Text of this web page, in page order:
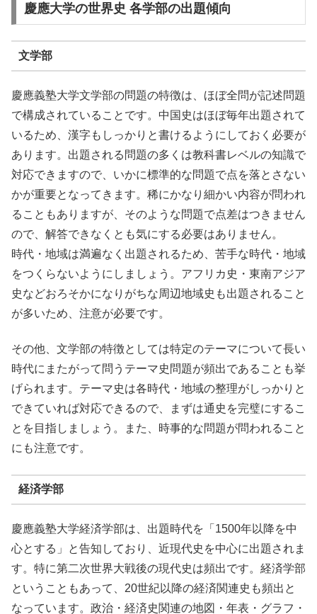
慶應大学の世界史 各学部の出題傾向
文学部
慶應義塾大学文学部の問題の特徴は、ほぼ全問が記述問題
で構成されていることです。中国史はほぼ毎年出題されて
いるため、漢字もしっかりと書けるようにしておく必要が
あります。出題される問題の多くは教科書レベルの知識で
対応できますので、いかに標準的な問題で点を落とさない
かが重要となってきます。稀にかなり細かい内容が問われ
ることもありますが、そのような問題で点差はつきません
ので、解答できなくとも気にする必要はありません。
時代・地域は満遍なく出題されるため、苦手な時代・地域
をつくらないようにしましょう。アフリカ史・東南アジア
史などおろそかになりがちな周辺地域史も出題されること
が多いため、注意が必要です。
その他、文学部の特徴としては特定のテーマについて長い
時代にまたがって問うテーマ史問題が頻出であることも挙
げられます。テーマ史は各時代・地域の整理がしっかりと
できていれば対応できるので、まずは通史を完璧にするこ
とを目指しましょう。また、時事的な問題が問われること
にも注意です。
経済学部
慶應義塾大学経済学部は、出題時代を「1500年以降を中
心とする」と告知しており、近現代史を中心に出題されま
す。特に第二次世界大戦後の現代史は頻出です。経済学部
ということもあって、20世紀以降の経済関連史も頻出と
なっています。政治・経済史関連の地図・年表・グラフ・